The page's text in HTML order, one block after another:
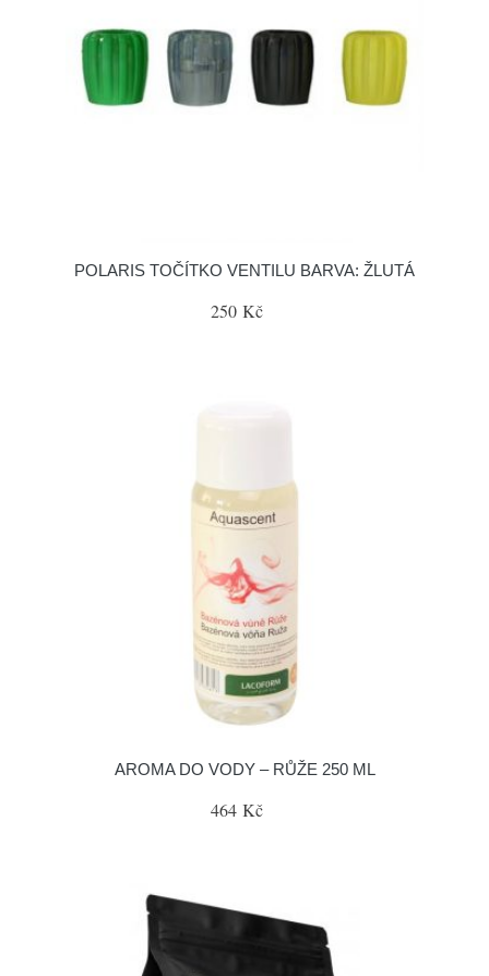
POLARIS TOČÍTKO VENTILU BARVA: ŽLUTÁ
250 Kč
AROMA DO VODY – RŮŽE 250 ML
464 Kč